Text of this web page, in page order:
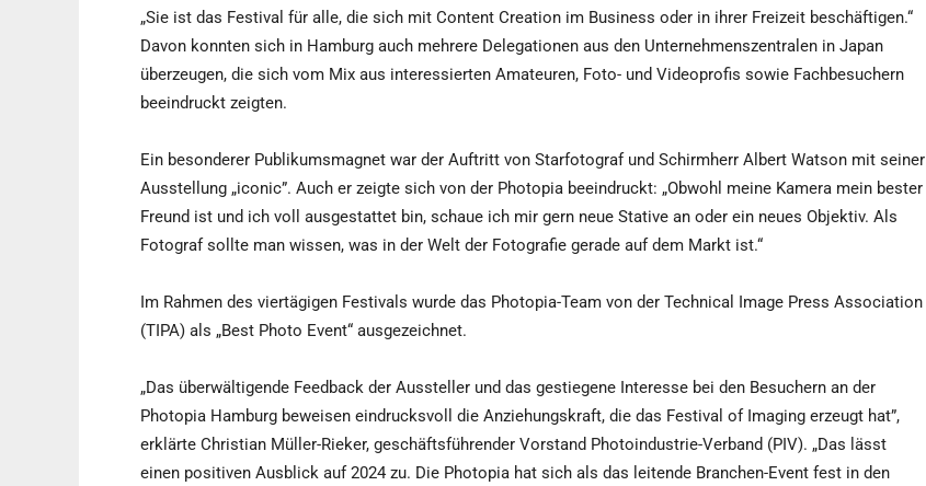
„Sie ist das Festival für alle, die sich mit Content Creation im Business oder in ihrer Freizeit beschäftigen.“
Davon konnten sich in Hamburg auch mehrere Delegationen aus den Unternehmenszentralen in Japan
überzeugen, die sich vom Mix aus interessierten Amateuren, Foto- und Videoprofis sowie Fachbesuchern
beeindruckt zeigten.
Ein besonderer Publikumsmagnet war der Auftritt von Starfotograf und Schirmherr Albert Watson mit seiner
Ausstellung „iconic”. Auch er zeigte sich von der Photopia beeindruckt: „Obwohl meine Kamera mein bester
Freund ist und ich voll ausgestattet bin, schaue ich mir gern neue Stative an oder ein neues Objektiv. Als
Fotograf sollte man wissen, was in der Welt der Fotografie gerade auf dem Markt ist.“
Im Rahmen des viertägigen Festivals wurde das Photopia-Team von der Technical Image Press Association
(TIPA) als „Best Photo Event“ ausgezeichnet.
„Das überwältigende Feedback der Aussteller und das gestiegene Interesse bei den Besuchern an der
Photopia Hamburg beweisen eindrucksvoll die Anziehungskraft, die das Festival of Imaging erzeugt hat”,
erklärte Christian Müller-Rieker, geschäftsführender Vorstand Photoindustrie-Verband (PIV). „Das lässt
einen positiven Ausblick auf 2024 zu. Die Photopia hat sich als das leitende Branchen-Event fest in den